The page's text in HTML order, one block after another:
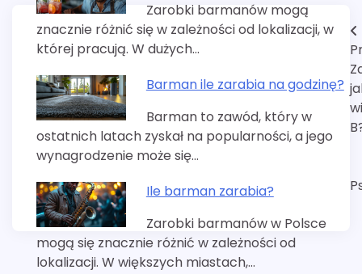
Zarobki barmanów mogą
znacznie różnić się w zależności od lokalizacji, w
której pracują. W dużych…
Barman ile zarabia na godzinę?
Barman to zawód, który w
ostatnich latach zyskał na popularności, a jego
wynagrodzenie może się…
Ile barman zarabia?
Zarobki barmanów w Polsce
mogą się znacznie różnić w zależności od
lokalizacji. W większych miastach,…
Nawigacja
wpisu